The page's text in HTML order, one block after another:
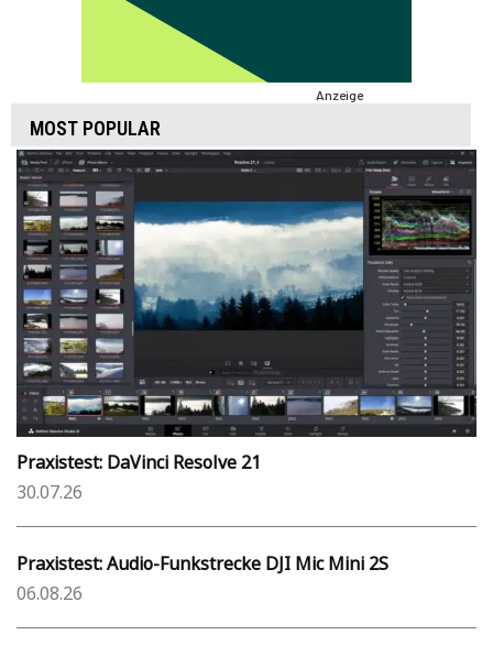
Anzeige
MOST POPULAR
Praxistest: DaVinci Resolve 21
30.07.26
Praxistest: Audio-Funkstrecke DJI Mic Mini 2S
06.08.26